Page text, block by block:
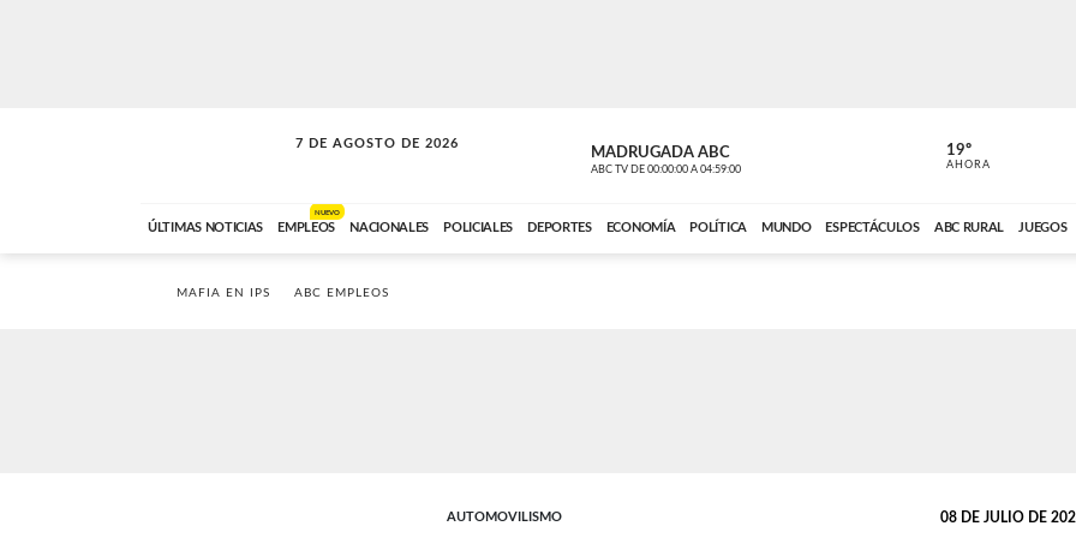
7 DE AGOSTO DE 2026
SOLO MÚSICA MADRUGADA ABC
ABC TV DE 00:00:00 A 04:59:00 ABC CARDINAL
19º
AHORA
ÚLTIMAS NOTICIAS EMPLEOS
NUEVO
NACIONALES POLICIALES DEPORTES ECONOMÍA POLÍTICA MUNDO ESPECTÁCULOS ABC RURAL JUEGOS
MAFIA EN IPS ABC EMPLEOS
AUTOMOVILISMO 08 DE JULIO DE